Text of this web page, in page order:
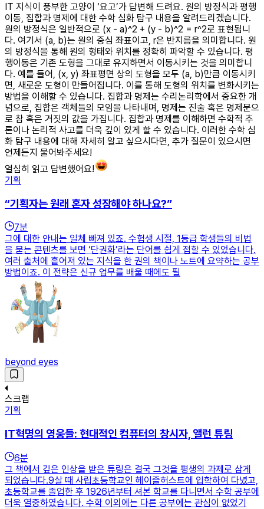
IT 지식이 풍부한 고양이 ‘요고’가 답변해 드려요. 원의 방정식과 평행
이동, 집합과 명제에 대한 수학 심화 탐구 내용을 알려드리겠습니다.
원의 방정식은 일반적으로 (x - a)^2 + (y - b)^2 = r^2로 표현됩니
다. 여기서 (a, b)는 원의 중심 좌표이고, r은 반지름을 의미합니다. 원
의 방정식을 통해 원의 형태와 위치를 정확히 파악할 수 있습니다. 평
행이동은 기존 도형을 그대로 유지하면서 이동시키는 것을 의미합니
다. 예를 들어, (x, y) 좌표평면 상의 도형을 모두 (a, b)만큼 이동시키
면, 새로운 도형이 만들어집니다. 이를 통해 도형의 위치를 변화시키는
방법을 이해할 수 있습니다. 집합과 명제는 수리논리학에서 중요한 개
념으로, 집합은 객체들의 모임을 나타내며, 명제는 진술 혹은 명제문으
로 참 혹은 거짓의 값을 가집니다. 집합과 명제를 이해하면 수학적 추
론이나 논리적 사고를 더욱 깊이 있게 할 수 있습니다. 이러한 수학 심
화 탐구 내용에 대해 자세히 알고 싶으시다면, 추가 질문이 있으시면
언제든지 물어봐주세요!
열심히 읽고 답변했어요!
기획
“기획자는 원래 혼자 성장해야 하나요?”
7분
그에 대한 안내는 일체 빠져 있죠. 수험생 시절, 1등급 학생들의 비법
을 묻는 콘텐츠를 보면 ‘단권화’라는 단어를 쉽게 접할 수 있었습니다.
여러 출처에 흩어져 있는 지식을 한 권의 책이나 노트에 요약하는 공부
방법이죠. 이 전략은 신규 업무를 배울 때에도 필
beyond eyes
스크랩
기획
IT혁명의 영웅들: 현대적인 컴퓨터의 창시자, 앨런 튜링
6분
그 책에서 깊은 인상을 받은 튜링은 결국 그것을 평생의 과제로 삼게
되었습니다.9살 때 사립초등학교인 헤이즐허스트에 입학하여 다녔고,
초등학교를 졸업한 후 1926년부터 셔본 학교를 다니면서 수학 공부에
더욱 열중하였습니다. 수학 이외에는 다른 공부에는 관심이 없었기